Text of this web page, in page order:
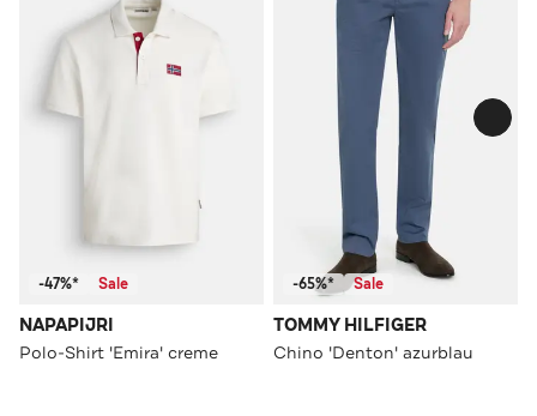
-47%* Sale
NAPAPIJRI
Polo-Shirt 'Emira' creme
-65%* Sale
TOMMY HILFIGER
Chino 'Denton' azurblau